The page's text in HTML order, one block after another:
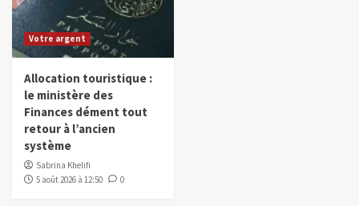
Votre argent
Allocation touristique :
le ministère des
Finances dément tout
retour à l’ancien
système
Sabrina Khelifi
5 août 2026 à 12:50
0